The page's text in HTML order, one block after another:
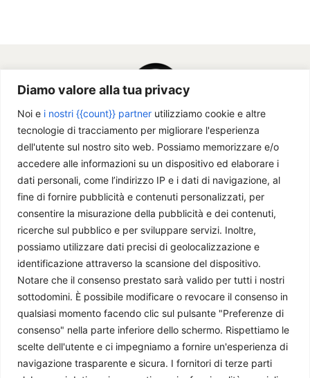
Diamo valore alla tua privacy
Noi e i nostri {{count}} partner utilizziamo cookie e altre
tecnologie di tracciamento per migliorare l'esperienza
dell'utente sul nostro sito web. Possiamo memorizzare e/o
accedere alle informazioni su un dispositivo ed elaborare i
dati personali, come l’indirizzo IP e i dati di navigazione, al
fine di fornire pubblicità e contenuti personalizzati, per
consentire la misurazione della pubblicità e dei contenuti,
ricerche sul pubblico e per sviluppare servizi. Inoltre,
possiamo utilizzare dati precisi di geolocalizzazione e
identificazione attraverso la scansione del dispositivo.
Notare che il consenso prestato sarà valido per tutti i nostri
sottodomini. È possibile modificare o revocare il consenso in
qualsiasi momento facendo clic sul pulsante "Preferenze di
consenso" nella parte inferiore dello schermo. Rispettiamo le
scelte dell'utente e ci impegniamo a fornire un'esperienza di
navigazione trasparente e sicura. I fornitori di terze parti
Chi siamo
Il Caffè Geopolitico è una Associazione di Promozione Sociale. Dal
2009 parliamo di politica internazionale, per diffondere una
conoscenza accessibile e aggiornata delle dinamiche geopolitiche che
segnano il mondo che ci circonda.
C.F./P.IVA 11078490965 - Testata giornalistica registrata presso il
Tribunale di Milano aut. n.398 del 10/12/2013 - ISSN 2384-9975
Scrivici:redazione@ilcaffegeopolitico.net